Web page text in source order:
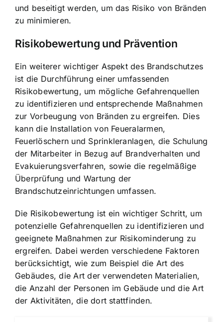
und beseitigt werden, um das Risiko von Bränden
zu minimieren.
Risikobewertung und Prävention
Ein weiterer wichtiger Aspekt des Brandschutzes
ist die Durchführung einer umfassenden
Risikobewertung, um mögliche Gefahrenquellen
zu identifizieren und entsprechende Maßnahmen
zur Vorbeugung von Bränden zu ergreifen. Dies
kann die Installation von Feueralarmen,
Feuerlöschern und Sprinkleranlagen, die Schulung
der Mitarbeiter in Bezug auf Brandverhalten und
Evakuierungsverfahren, sowie die regelmäßige
Überprüfung und Wartung der
Brandschutzeinrichtungen umfassen.
Die Risikobewertung ist ein wichtiger Schritt, um
potenzielle Gefahrenquellen zu identifizieren und
geeignete Maßnahmen zur Risikominderung zu
ergreifen. Dabei werden verschiedene Faktoren
berücksichtigt, wie zum Beispiel die Art des
Gebäudes, die Art der verwendeten Materialien,
die Anzahl der Personen im Gebäude und die Art
der Aktivitäten, die dort stattfinden.